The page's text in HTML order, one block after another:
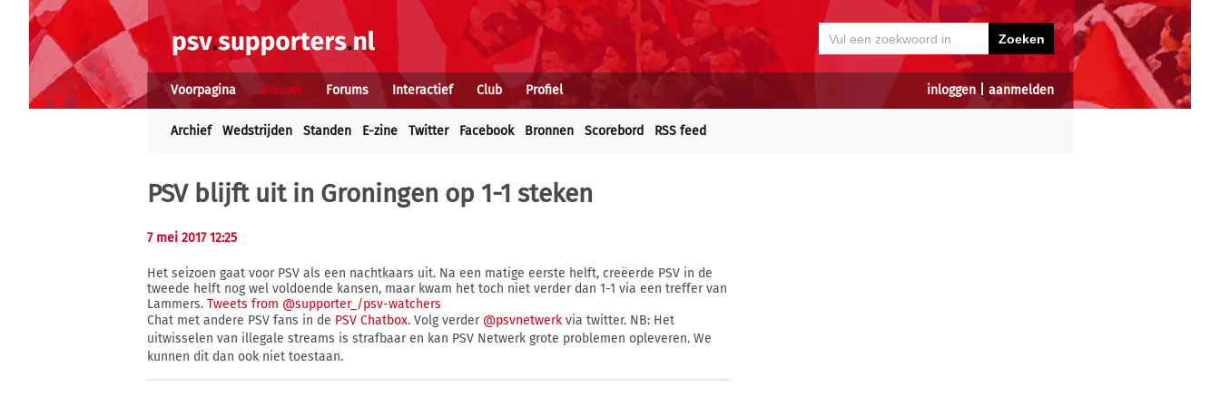
inloggen| aanmelden
Voorpagina Nieuws Forums Interactief Club Profiel
Archief Wedstrijden Standen E-zine Twitter Facebook Bronnen Scorebord RSS feed
PSV blijft uit in Groningen op 1-1 steken
7 mei 2017 12:25
Het seizoen gaat voor PSV als een nachtkaars uit. Na een matige eerste helft, creëerde PSV in de
tweede helft nog wel voldoende kansen, maar kwam het toch niet verder dan 1-1 via een treffer van
Lammers. Tweets from @supporter_/psv-watchers
Chat met andere PSV fans in de PSV Chatbox. Volg verder @psvnetwerk via twitter. NB: Het
uitwisselen van illegale streams is strafbaar en kan PSV Netwerk grote problemen opleveren. We
kunnen dit dan ook niet toestaan.